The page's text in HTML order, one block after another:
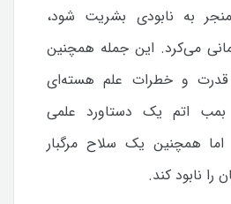
به نابودی بشریت شود،
می‌کرد. این جمله همچنین
قدرت و خطرات علم هسته‌ای
اتم یک دستاورد علمی
همچنین یک سلاح مرگبار
نابود کند.